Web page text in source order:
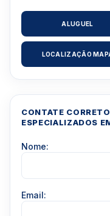
ALUGUEL
LOCALIZAÇÃO
CONTATE
ESPECIALIZADOS
Nome:
Email: